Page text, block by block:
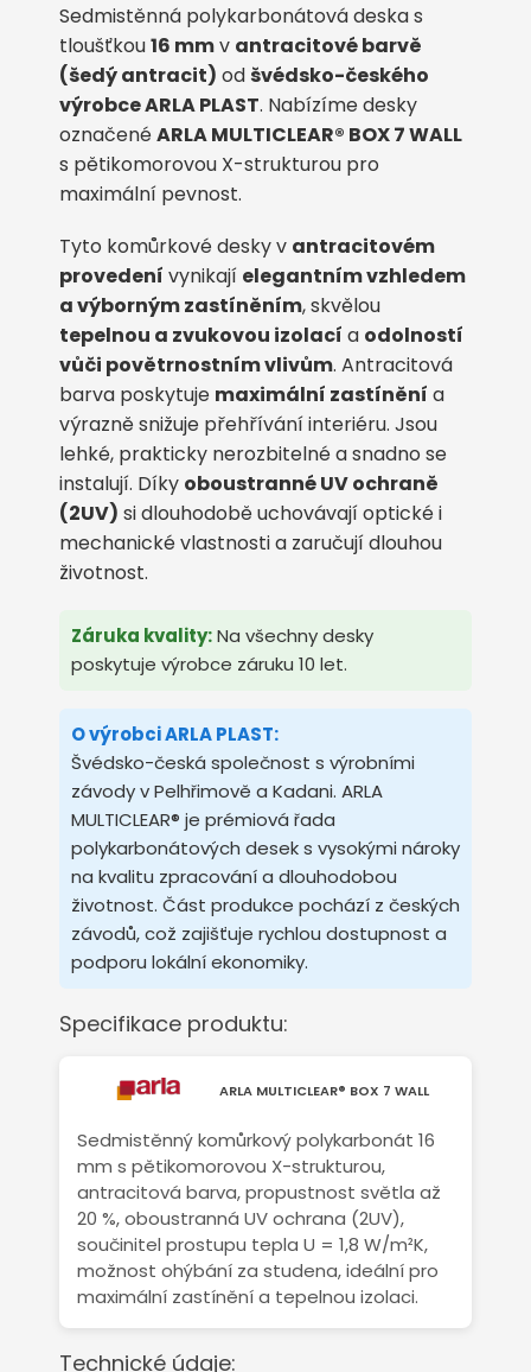
Sedmistěnná polykarbonátová deska s
tloušťkou16 mmv antracitové barvě
(šedý antracit) od švédsko-českého
výrobce ARLA PLAST. Nabízíme desky
označenéARLA MULTICLEAR® BOX 7 WALL
s pětikomorovou X-strukturou pro
maximální pevnost.
Tyto komůrkové desky v antracitovém
provedení vynikají elegantním vzhledem
a výborným zastíněním, skvělou
tepelnou a zvukovou izolací a odolností
vůči povětrnostním vlivům. Antracitová
barva poskytuje maximální zastínění a
výrazně snižuje přehřívání interiéru. Jsou
lehké, prakticky nerozbitelné a snadno se
instalují. Díky oboustranné UV ochraně
(2UV) si dlouhodobě uchovávají optické i
mechanické vlastnosti a zaručují dlouhou
životnost.
Záruka kvality:Na všechny desky
poskytuje výrobce záruku 10 let.
O výrobci ARLA PLAST:
Švédsko-česká společnost s výrobními
závody v Pelhřimově a Kadani. ARLA
MULTICLEAR® je prémiová řada
polykarbonátových desek s vysokými nároky
na kvalitu zpracování a dlouhodobou
životnost. Část produkce pochází z českých
závodů, což zajišťuje rychlou dostupnost a
podporu lokální ekonomiky.
Specifikace produktu:
ARLA MULTICLEAR® BOX 7 WALL
Sedmistěnný komůrkový polykarbonát 16
mm s pětikomorovou X-strukturou,
antracitová barva, propustnost světla až
20 %, oboustranná UV ochrana (2UV),
součinitel prostupu tepla U = 1,8 W/m²K,
možnost ohýbání za studena, ideální pro
maximální zastínění a tepelnou izolaci.
Technické údaje: